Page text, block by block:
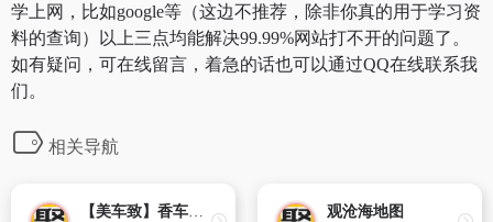
学上网，比如google等（这边不推荐，除非你真的用于学习资
料的查询）以上三点均能解决99.99%网站打不开的问题了。
如有疑问，可在线留言，着急的话也可以通过QQ在线联系我
们。
相关导航
【美车致】香车美女|汽车壁纸|车展新车-58汽车 观沧海地图